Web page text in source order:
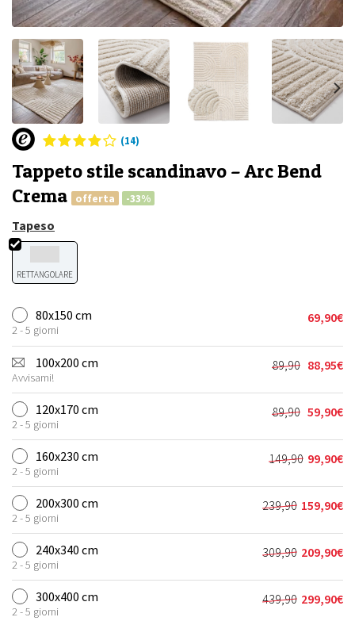
(14)
Tappeto stile scandinavo – Arc Bend
Crema
offerta -33%
Tapeso
RETTANGOLARE
80x150 cm
2 - 5 giorni
69,90€
100x200 cm
Avvisami!
89,90
Il
prezzo
originale
era:
89,90€.
88,95€
Il
prezzo
attuale
è:
88,95€.
120x170 cm
2 - 5 giorni
89,90
Il
prezzo
originale
era:
89,90€.
59,90€
Il
prezzo
attuale
è:
59,90€.
160x230 cm
2 - 5 giorni
149,90
Il
prezzo
originale
era:
149,90€.
99,90€
Il
prezzo
attuale
è:
99,90€.
200x300 cm
2 - 5 giorni
239,90
Il
prezzo
originale
era:
239,90€.
159,90€
Il
prezzo
attuale
è:
159,90€.
240x340 cm
2 - 5 giorni
309,90
Il
prezzo
originale
era:
209,90€
Il
prezzo
attuale
è:
300x400 cm
2 - 5 giorni
439,90
Il 299,90€
Il